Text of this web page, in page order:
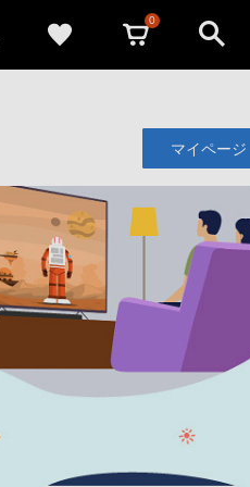
0
マイページ